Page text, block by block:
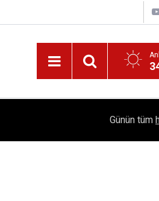
1504 Kep, Tek Bir
Günün tüm